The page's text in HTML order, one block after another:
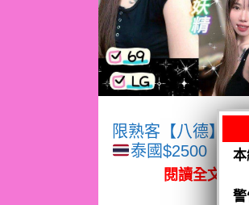
限熟客【八德】眠眠
泰國$2500（騷
閱讀全文